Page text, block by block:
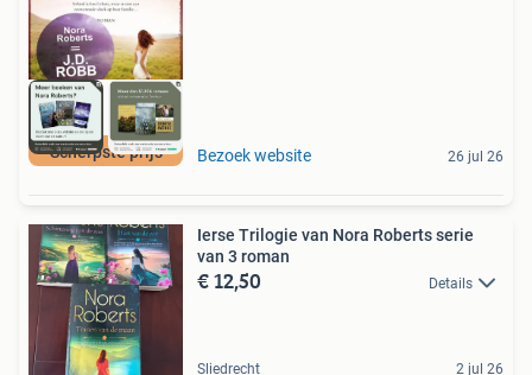
Scherpste prijs Bezoek website 26 jul 26
Ierse Trilogie van Nora Roberts serie
van 3 roman
€ 12,50 Details
Sliedrecht 2 jul 26